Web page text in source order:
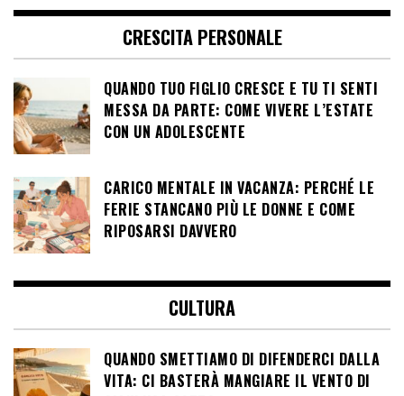
CRESCITA PERSONALE
QUANDO TUO FIGLIO CRESCE E TU TI SENTI
MESSA DA PARTE: COME VIVERE L’ESTATE
CON UN ADOLESCENTE
CARICO MENTALE IN VACANZA: PERCHÉ LE
FERIE STANCANO PIÙ LE DONNE E COME
RIPOSARSI DAVVERO
CULTURA
QUANDO SMETTIAMO DI DIFENDERCI DALLA
VITA: CI BASTERÀ MANGIARE IL VENTO DI